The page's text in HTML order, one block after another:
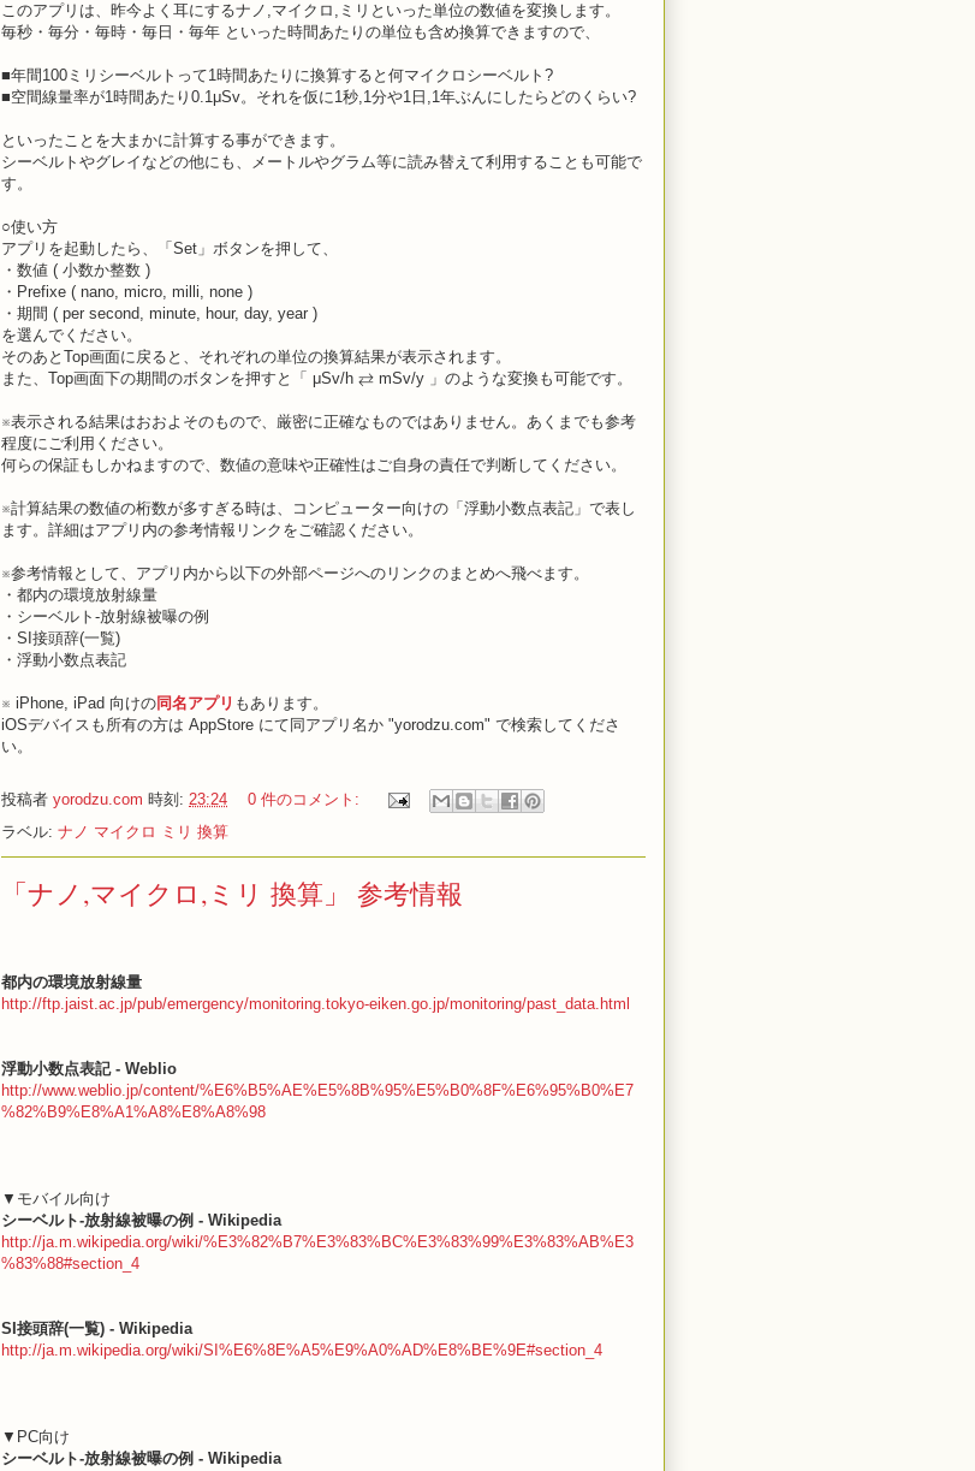
このアプリは、昨今よく耳にするナノ,マイクロ,ミリといった単位の数値を変換します。
毎秒・毎分・毎時・毎日・毎年 といった時間あたりの単位も含め換算できますので、
■年間100ミリシーベルトって1時間あたりに換算すると何マイクロシーベルト?
■空間線量率が1時間あたり0.1μSv。それを仮に1秒,1分や1日,1年ぶんにしたらどのくらい?
といったことを大まかに計算する事ができます。
シーベルトやグレイなどの他にも、メートルやグラム等に読み替えて利用することも可能で
す。
○使い方
アプリを起動したら、「Set」ボタンを押して、
・数値 ( 小数か整数 )
・Prefixe ( nano, micro, milli, none )
・期間 ( per second, minute, hour, day, year )
を選んでください。
そのあとTop画面に戻ると、それぞれの単位の換算結果が表示されます。
また、Top画面下の期間のボタンを押すと「 μSv/h ⇄ mSv/y 」のような変換も可能です。
※表示される結果はおおよそのもので、厳密に正確なものではありません。あくまでも参考
程度にご利用ください。
何らの保証もしかねますので、数値の意味や正確性はご自身の責任で判断してください。
※計算結果の数値の桁数が多すぎる時は、コンピューター向けの「浮動小数点表記」で表し
ます。詳細はアプリ内の参考情報リンクをご確認ください。
※参考情報として、アプリ内から以下の外部ページへのリンクのまとめへ飛べます。
・都内の環境放射線量
・シーベルト-放射線被曝の例
・SI接頭辞(一覧)
・浮動小数点表記
※ iPhone, iPad 向けの同名アプリ もあります。
iOSデバイスも所有の方は AppStore にて同アプリ名か "yorodzu.com" で検索してくださ
い。
投稿者 yorodzu.com 時刻: 23:24
0 件のコメント:
ラベル: ナノ マイクロ ミリ 換算
「ナノ,マイクロ,ミリ 換算」 参考情報
都内の環境放射線量
http://ftp.jaist.ac.jp/pub/emergency/monitoring.tokyo-eiken.go.jp/monitoring/past_data.html
浮動小数点表記 - Weblio
http://www.weblio.jp/content/%E6%B5%AE%E5%8B%95%E5%B0%8F%E6%95%B0%E7
%82%B9%E8%A1%A8%E8%A8%98
▼モバイル向け
シーベルト-放射線被曝の例 - Wikipedia
http://ja.m.wikipedia.org/wiki/%E3%82%B7%E3%83%BC%E3%83%99%E3%83%AB%E3
%83%88#section_4
SI接頭辞(一覧) - Wikipedia
http://ja.m.wikipedia.org/wiki/SI%E6%8E%A5%E9%A0%AD%E8%BE%9E#section_4
▼PC向け
シーベルト-放射線被曝の例 - Wikipedia